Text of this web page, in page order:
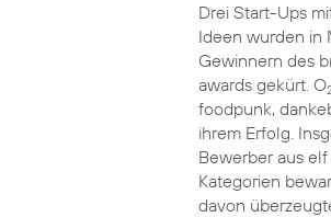
Drei Start-Ups
Ideen wurden in
Gewinnern des
awards gekürt. O
foodpunk,
ihrem Erfolg.
Bewerber aus
Kategorien
davon